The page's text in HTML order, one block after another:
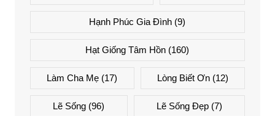
Hạnh Phúc Gia Đình (9)
Hạt Giống Tâm Hồn (160)
Làm Cha Mẹ (17) Lòng Biết Ơn(12)
Lẽ Sống (96) Lẽ Sống Đẹp(7)